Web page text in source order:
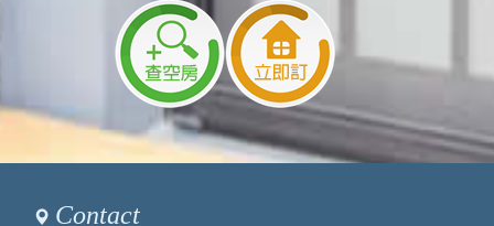
Contact